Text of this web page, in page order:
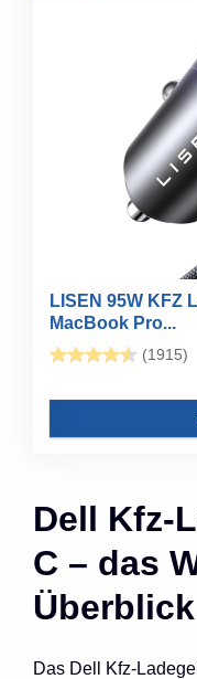
LISEN 95W KFZ
MacBook Pro...
(1915)
Dell Kfz-
C – das
Überblick
Das Dell Kfz-